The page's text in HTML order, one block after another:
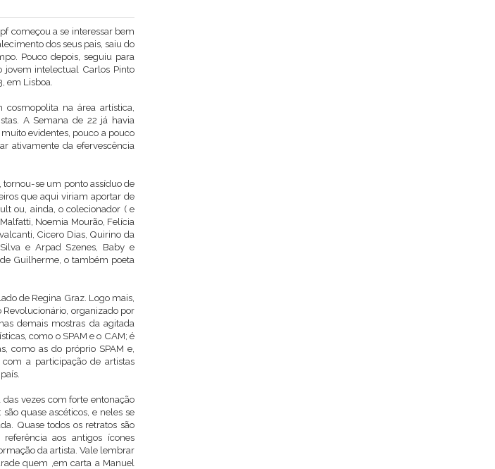
começou a se interessar bem
dos seus pais, saiu do
Pouco depois, seguiu para
jovem intelectual Carlos Pinto
em Lisboa.
na área artística,
A Semana de 22 já havia
evidentes, pouco a pouco
ativamente da efervescência
tornou-se um ponto assíduo de
que aqui viriam aportar de
ou, ainda, o colecionador ( e
Noemia Mourão, Felícia
Cicero Dias, Quirino da
e Arpad Szenes, Baby e
Guilherme, o também poeta
de Regina Graz. Logo mais,
Revolucionário, organizado por
demais mostras da agitada
como o SPAM e o CAM; é
como as do próprio SPAM e,
a participação de artistas
vezes com forte entonação
quase ascéticos, e neles se
Quase todos os retratos são
aos antigos ícones
da artista. Vale lembrar
quem ,em carta a Manuel